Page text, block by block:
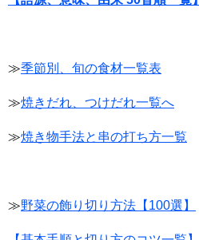
≫季節別、旬の食材一覧表
≫焼きだれ、つけだれ一覧へ
≫焼き物手法と串の打ち方一覧
≫野菜の飾り切り方法【100選】